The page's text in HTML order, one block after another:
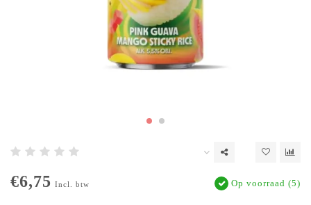
€6,75 Incl. btw Op voorraad (5)